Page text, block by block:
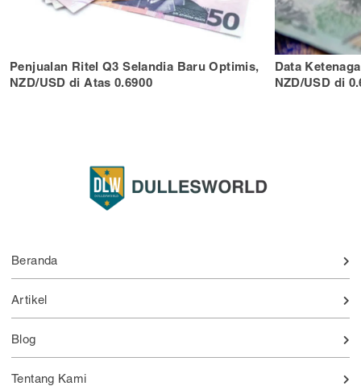
Penjualan Ritel Q3 Selandia Baru Optimis,
NZD/USD di Atas 0.6900
Data
NZD/USD di
Beranda
Artikel
Blog
Tentang Kami